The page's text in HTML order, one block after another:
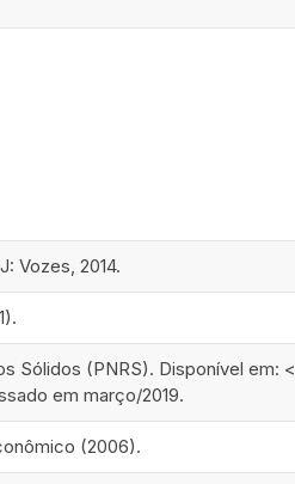
Vozes, 2014.
Sólidos (PNRS). Disponível em: <
em março/2019.
(2006).